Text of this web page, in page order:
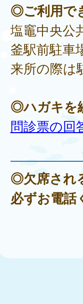
◎ご利用で
塩竈中央公
釜駅前駐車
来所の際は
◎ハガキを
問診票の回
◎欠席され
必ずお電話